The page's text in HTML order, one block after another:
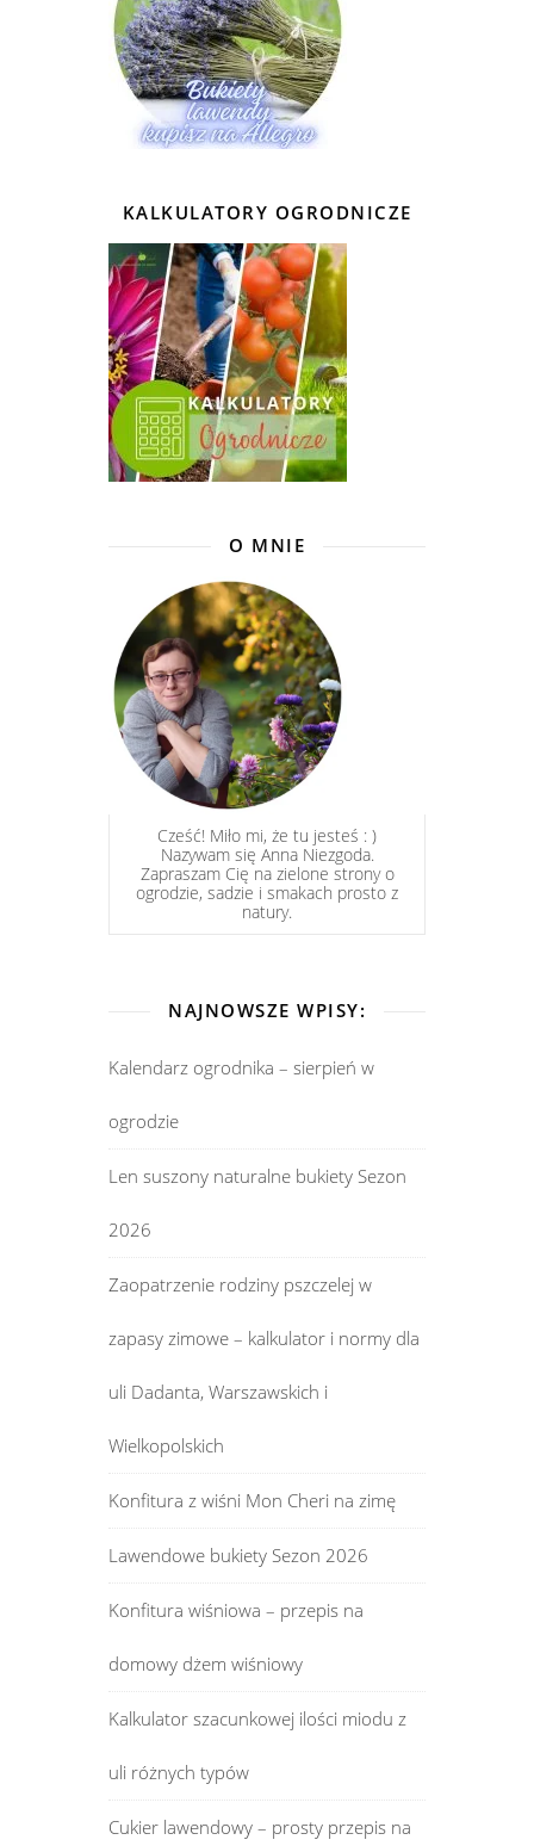
KALKULATORY OGRODNICZE
O MNIE
Cześć! Miło mi, że tu jesteś : )
Nazywam się Anna Niezgoda.
Zapraszam Cię na zielone strony o
ogrodzie, sadzie i smakach prosto z
natury.
NAJNOWSZE WPISY:
Kalendarz ogrodnika – sierpień w
ogrodzie
Len suszony naturalne bukiety Sezon
2026
Zaopatrzenie rodziny pszczelej w
zapasy zimowe – kalkulator i normy dla
uli Dadanta, Warszawskich i
Wielkopolskich
Konfitura z wiśni Mon Cheri na zimę
Lawendowe bukiety Sezon 2026
Konfitura wiśniowa – przepis na
domowy dżem wiśniowy
Kalkulator szacunkowej ilości miodu z
uli różnych typów
Cukier lawendowy – prosty przepis na